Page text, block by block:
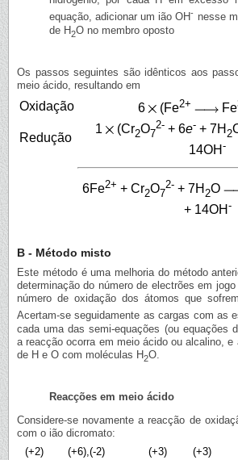
equação, adicionar um ião OH- nesse
de H2O no membro oposto
Os passos seguintes são idênticos aos
meio ácido, resultando em
Oxidação 6 (Fe2+ Fe
Redução
1 (Cr2O7
2-+ 6e-+ 7H 2
14OH -
6Fe2+ + Cr2O7
2- + 7H 2O
+ 14OH -
B - Método misto
Este método é uma melhoria do método
determinação do número de electrões em
número de oxidação dos átomos que
Acertam-se seguidamente as cargas com as
cada uma das semi-equações (ou equações
a reacção ocorra em meio ácido ou alcalino,
de H e O com moléculas H2O.
Reacções em meio ácido
Considere-se novamente a reacção de
com o ião dicromato:
(+2)
(+6),(-2) (+3) (+3)